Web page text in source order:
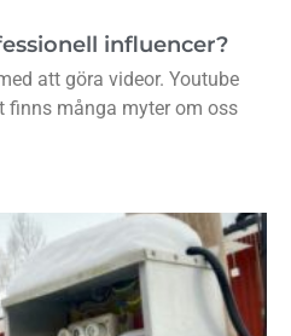
influencer?
att göra videor. Youtube
finns många myter om oss